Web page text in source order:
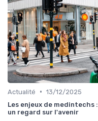
Actualité • 13/12/2025
Les enjeux de medintechs :
un regard sur l'avenir